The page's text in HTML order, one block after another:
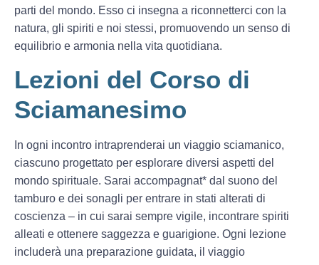
parti del mondo. Esso ci insegna a riconnetterci con la
natura, gli spiriti e noi stessi, promuovendo un senso di
equilibrio e armonia nella vita quotidiana.
Lezioni del Corso di
Sciamanesimo
In ogni incontro intraprenderai un viaggio sciamanico,
ciascuno progettato per esplorare diversi aspetti del
mondo spirituale. Sarai accompagnat* dal suono del
tamburo e dei sonagli per entrare in stati alterati di
coscienza – in cui sarai sempre vigile, incontrare spiriti
alleati e ottenere saggezza e guarigione. Ogni lezione
includerà una preparazione guidata, il viaggio